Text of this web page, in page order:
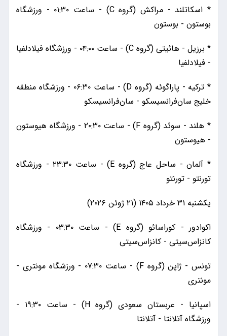
* اسکاتلند - مراکش (گروه C) - ساعت ۰۱:۳۰ - ورزشگاه
بوستون - بوستون
* برزیل - هائیتی (گروه C) - ساعت ۰۴:۰۰ - ورزشگاه فیلادلفیا
- فیلادلفیا
* ترکیه - پاراگوئه (گروه D) - ساعت ۰۶:۳۰ - ورزشگاه منطقه
خلیج سان‌فرانسیسکو - سان‌فرانسیسکو
* هلند - سوئد (گروه F) - ساعت ۲۰:۳۰ - ورزشگاه هیوستون
- هیوستون
* آلمان - ساحل عاج (گروه E) - ساعت ۲۳:۳۰ - ورزشگاه
تورنتو - تورنتو
یکشنبه ۳۱ خرداد ۱۴۰۵ (۲۱ ژوئن ۲۰۲۶)
اکوادور - کوراسائو (گروه E) - ساعت ۰۳:۳۰ - ورزشگاه
کانزاس‌سیتی - کانزاس‌سیتی
تونس - ژاپن (گروه F) - ساعت ۰۷:۳۰ - ورزشگاه مونتری -
مونتری
اسپانیا - عربستان سعودی (گروه H) - ساعت ۱۹:۳۰ -
ورزشگاه آتلانتا - آتلانتا